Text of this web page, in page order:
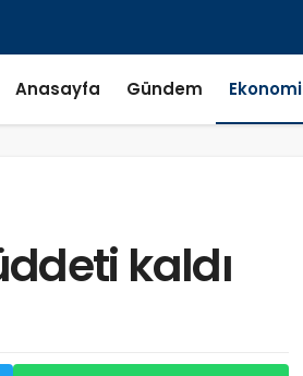
Anasayfa Gündem Ekonomi
kaldı